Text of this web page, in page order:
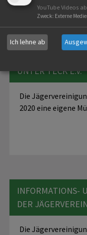
MÜNZE DER
UNTER TECK E.V.
Die
2020 eine eigene
INFORMATIONS-
DER
Die
YouTube Videos
Zweck: Externe
Ich lehne ab